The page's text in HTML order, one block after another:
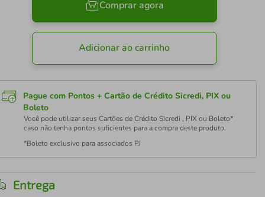
Comprar agora
Adicionar ao carrinho
Pague com Pontos + Cartão de Crédito Sicredi, PIX ou
Boleto
Você pode utilizar seus Cartões de Crédito Sicredi , PIX ou Boleto*
caso não tenha pontos suficientes para a compra deste produto.
*Boleto exclusivo para associados PJ
Entrega